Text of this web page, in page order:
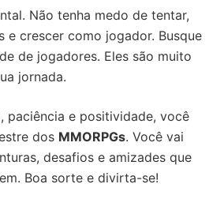
Não tenha medo de tentar,
e crescer como jogador. Busque
de jogadores. Eles são muito
jornada.
paciência e positividade, você
dos MMORPGs. Você vai
desafios e amizades que
Boa sorte e divirta-se!